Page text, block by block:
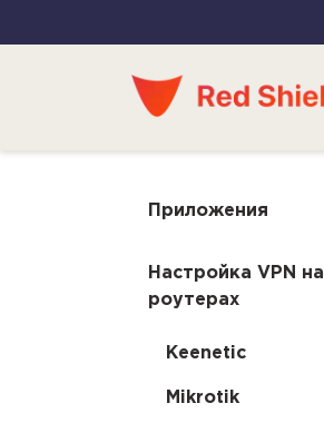
Приложения
Настройка VPN на
роутерах
Keenetic
Mikrotik